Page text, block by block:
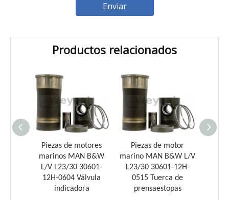
Introducción a los cojinetes de biela Weyeah
Enviar
Productos relacionados
Piezas de motores
marinos MAN B&W
L/V L23/30 30601-
12H-0604 Válvula
indicadora
Piezas de motor
marino MAN B&W L/V
L23/30 30601-12H-
0515 Tuerca de
prensaestopas